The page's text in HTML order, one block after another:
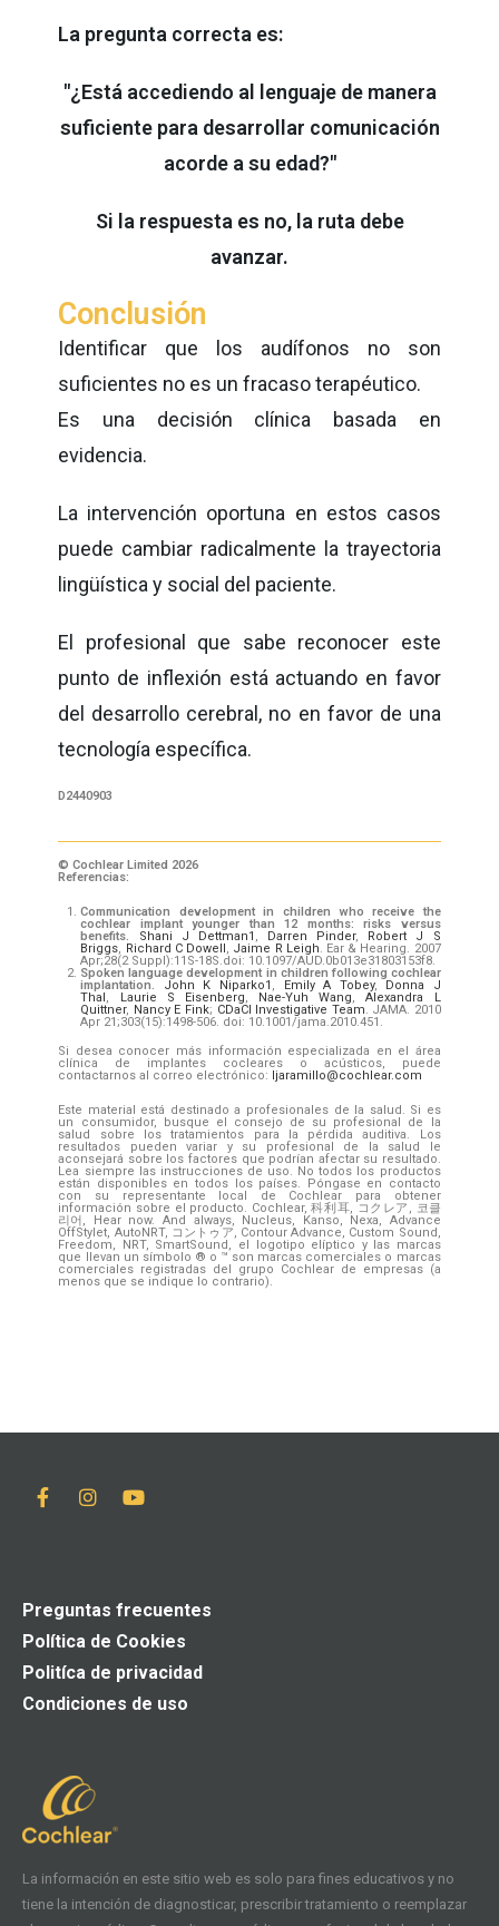
La pregunta correcta es:
"¿Está accediendo al lenguaje de manera
suficiente para desarrollar comunicación
acorde a su edad?"
Si la respuesta es no, la ruta debe
avanzar.
Conclusión
Identificar que los audífonos no son
suficientes no es un fracaso terapéutico.
Es una decisión clínica basada en
evidencia.
La intervención oportuna en estos casos
puede cambiar radicalmente la trayectoria
lingüística y social del paciente.
El profesional que sabe reconocer este
punto de inflexión está actuando en favor
del desarrollo cerebral, no en favor de una
tecnología específica.
D2440903
© Cochlear Limited 2026
Referencias:
Communication development in children who receive the
cochlear implant younger than 12 months: risks versus
benefits.
Shani J Dettman1 , Darren Pinder, Robert J S
Briggs, Richard C Dowell, Jaime R Leigh. Ear & Hearing. 2007
Apr;28(2 Suppl):11S-18S.doi: 10.1097/AUD.0b013e31803153f8.
Spoken language development in children following cochlear
implantation. John K Niparko1 , Emily A Tobey, Donna J
Thal, Laurie S Eisenberg, Nae-Yuh Wang,Alexandra L
Quittner, Nancy E Fink; CDaCI Investigative Team. JAMA. 2010
Apr 21;303(15):1498-506. doi: 10.1001/jama.2010.451.
Si desea conocer más información especializada en el área
clínica de implantes cocleares o acústicos, puede
contactarnos al correo electrónico: ljaramillo@cochlear.com
Este material está destinado a profesionales de la salud. Si es
un consumidor, busque el consejo de su profesional de la
salud sobre los tratamientos para la pérdida auditiva. Los
resultados pueden variar y su profesional de la salud le
aconsejará sobre los factores que podrían afectar su resultado.
Lea siempre las instrucciones de uso. No todos los productos
están disponibles en todos los países. Póngase en contacto
con su representante local de Cochlear para obtener
información sobre el producto. Cochlear, 科利耳, コクレア, 코클
리어, Hear now. And always, Nucleus, Kanso, Nexa, Advance
OffStylet, AutoNRT, コントゥア, Contour Advance, Custom Sound,
Freedom, NRT, SmartSound, el logotipo elíptico y las marcas
que llevan un símbolo ® o ™ son marcas comerciales o marcas
comerciales registradas del grupo Cochlear de empresas (a
menos que se indique lo contrario).
La información en este sitio web es solo para fines educativos y no
tiene la intención de diagnosticar, prescribir tratamiento o reemplazar
Preguntas frecuentes
Política de Cookies
Politíca de privacidad
Condiciones de uso